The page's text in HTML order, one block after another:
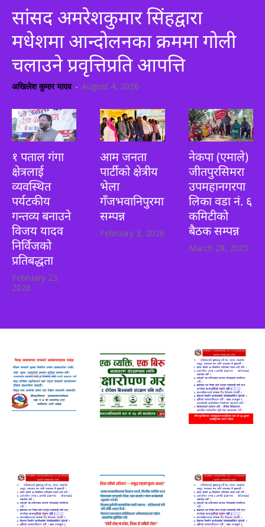
सांसद अमरेशकुमार सिंहद्वारा
मधेशमा आन्दोलनका क्रममा गोली
चलाउने प्रवृत्तिप्रति आपत्ति
अखिलेश कुमार यादव - August 4, 2026
१ पताल गंगा
क्षेत्रलाई
व्यवस्थित
पर्यटकीय
गन्तव्य बनाउने
विजय यादव
निर्विजको
प्रतिबद्धता
February 23,
2026
आम जनता
पार्टीको क्षेत्रीय
भेला
गँजभवानिपुरमा
सम्पन्न
February 3, 2026
नेकपा (एमाले)
जीतपुरसिमरा
उपमहानगरपा
लिका वडा नं. ६
कमिटीको
बैठक सम्पन्न
March 28, 2025